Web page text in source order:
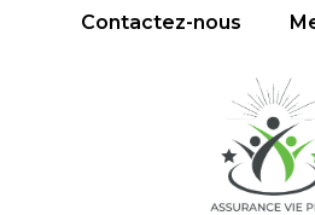
Contactez-nous